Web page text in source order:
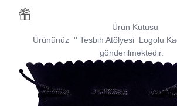
Ürün Kutusu
Ürününüz '' Tesbih Atölyesi Logolu
gönderilmektedir.